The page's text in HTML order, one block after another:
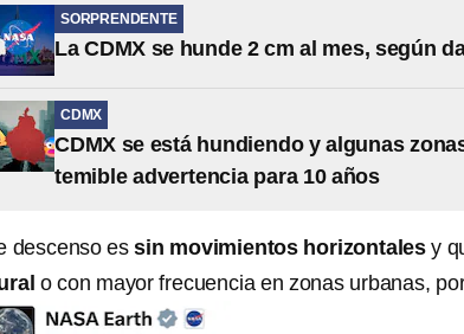
SORPRENDENTE
La CDMX se hunde 2 cm al mes, según
CDMX
CDMX se está hundiendo y algunas
temible advertencia para 10 años
descenso essin movimientos horizontales y
o con mayor frecuencia en zonas urbanas,